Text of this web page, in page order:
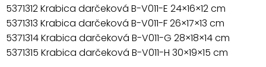
5371312 Krabica darčeková B-V011-E 24×16×12 cm
5371313 Krabica darčeková B-V011-F 26×17×13 cm
5371314 Krabica darčeková B-V011-G 28×18×14 cm
5371315 Krabica darčeková B-V011-H 30×19×15 cm